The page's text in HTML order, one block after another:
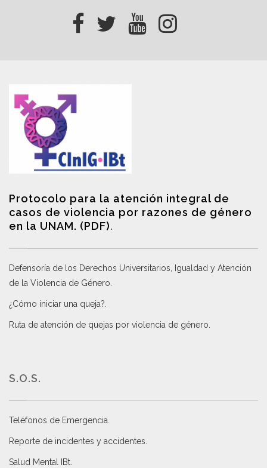
Protocolo para la atención integral de
casos de violencia por razones de género
en la UNAM. (PDF).
Defensoría de los Derechos Universitarios, Igualdad y Atención
de la Violencia de Género
¿Cómo iniciar una queja?
Ruta de atención de quejas por violencia de género
S.O.S.
Teléfonos de Emergencia.
Reporte de incidentes y accidentes
Salud Mental IBt